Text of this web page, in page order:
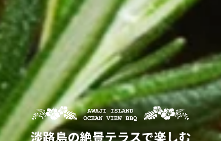
淡路島の絶景テラスで楽しむ